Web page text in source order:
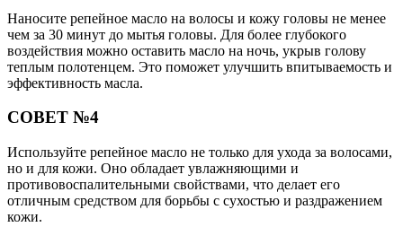
Наносите репейное масло на волосы и кожу головы не менее
чем за 30 минут до мытья головы. Для более глубокого
воздействия можно оставить масло на ночь, укрыв голову
теплым полотенцем. Это поможет улучшить впитываемость и
эффективность масла.
СОВЕТ №4
Используйте репейное масло не только для ухода за волосами,
но и для кожи. Оно обладает увлажняющими и
противовоспалительными свойствами, что делает его
отличным средством для борьбы с сухостью и раздражением
кожи.